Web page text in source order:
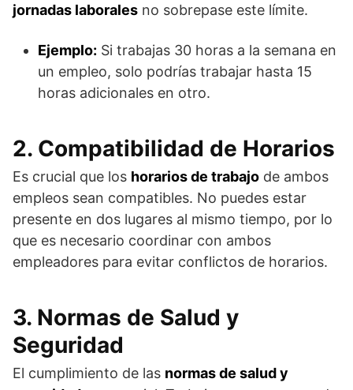
jornadas laborales no sobrepase este límite.
Ejemplo: Si trabajas 30 horas a la semana en
un empleo, solo podrías trabajar hasta 15
horas adicionales en otro.
2. Compatibilidad de Horarios
Es crucial que los horarios de trabajo de ambos
empleos sean compatibles. No puedes estar
presente en dos lugares al mismo tiempo, por lo
que es necesario coordinar con ambos
empleadores para evitar conflictos de horarios.
3. Normas de Salud y
Seguridad
El cumplimiento de las normas de salud y